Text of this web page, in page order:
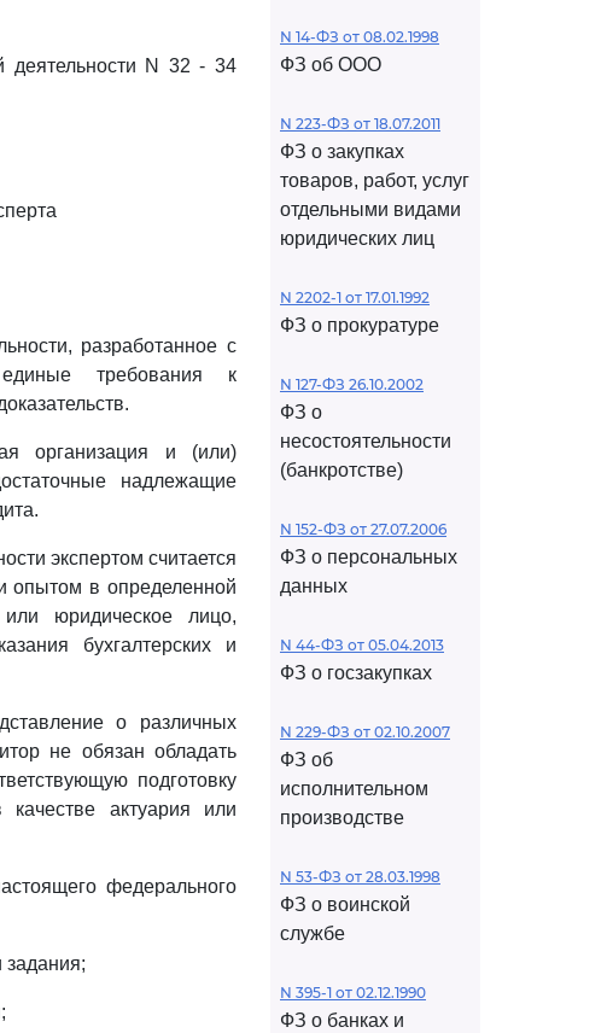
деятельности N 32 - 34
разработанное с
единые требования к
организация и (или)
надлежащие
экспертом считается
опытом в определенной
юридическое лицо,
бухгалтерских и
о различных
не обязан обладать
подготовку
актуария или
федерального
N 14-ФЗ от 08.02.1998
ФЗ об ООО
N 223-ФЗ от 18.07.2011
ФЗ о закупках
товаров, работ, услуг
отдельными видами
юридических лиц
N 2202-1 от 17.01.1992
ФЗ о прокуратуре
N 127-ФЗ 26.10.2002
ФЗ о
несостоятельности
(банкротстве)
N 152-ФЗ от 27.07.2006
ФЗ о персональных
данных
N 44-ФЗ от 05.04.2013
ФЗ о госзакупках
N 229-ФЗ от 02.10.2007
ФЗ об
исполнительном
производстве
N 53-ФЗ от 28.03.1998
ФЗ о воинской
службе
N 395-1 от 02.12.1990
ФЗ о банках и